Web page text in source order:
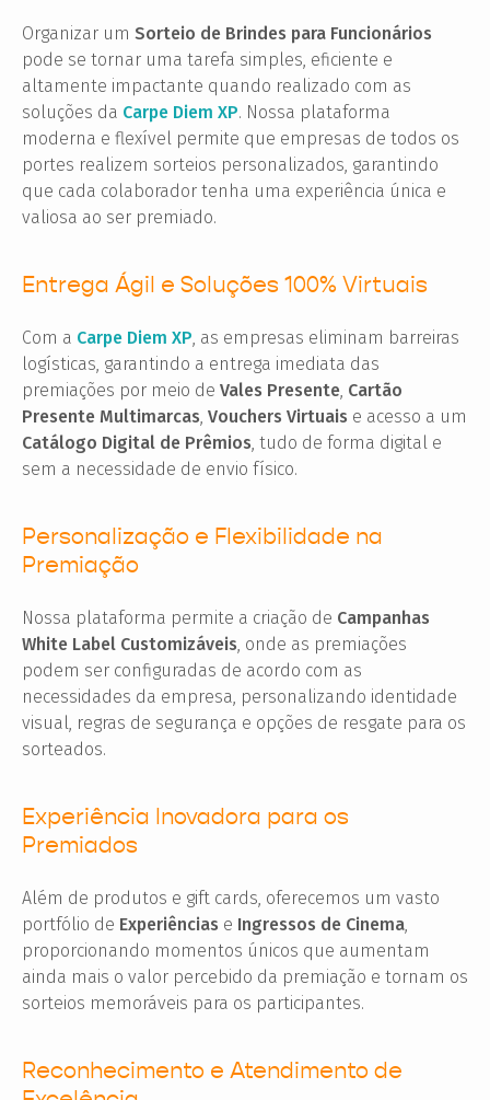
Organizar um Sorteio de Brindes para Funcionários
pode se tornar uma tarefa simples, eficiente e
altamente impactante quando realizado com as
soluções da Carpe Diem XP. Nossa plataforma
moderna e flexível permite que empresas de todos os
portes realizem sorteios personalizados, garantindo
que cada colaborador tenha uma experiência única e
valiosa ao ser premiado.
Entrega Ágil e Soluções 100% Virtuais
Com a Carpe Diem XP, as empresas eliminam barreiras
logísticas, garantindo a entrega imediata das
premiações por meio de Vales Presente, Cartão
Presente Multimarcas, Vouchers Virtuais e acesso a um
Catálogo Digital de Prêmios, tudo de forma digital e
sem a necessidade de envio físico.
Personalização e Flexibilidade na
Premiação
Nossa plataforma permite a criação de Campanhas
White Label Customizáveis, onde as premiações
podem ser configuradas de acordo com as
necessidades da empresa, personalizando identidade
visual, regras de segurança e opções de resgate para os
sorteados.
Experiência Inovadora para os
Premiados
Além de produtos e gift cards, oferecemos um vasto
portfólio de Experiências e Ingressos de Cinema,
proporcionando momentos únicos que aumentam
ainda mais o valor percebido da premiação e tornam os
sorteios memoráveis para os participantes.
Reconhecimento e Atendimento de